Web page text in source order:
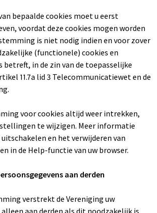
bepaalde cookies moet u eerst
voordat deze cookies mogen worden
is niet nodig indien en voor zover
(functionele) cookies en
betreft, in de zin van de toepasselijke
11.7a lid 3 Telecommunicatiewet en de
voor cookies altijd weer intrekken,
te wijzigen. Meer informatie
en het verwijderen van
in de Help-functie van uw browser.
aan derden
verstrekt de Vereniging uw
aan derden als dit noodzakelijk is